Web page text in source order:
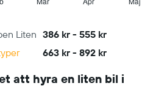
Liten 386 kr - 555 kr
663 kr - 892 kr
att hyra en liten bil i